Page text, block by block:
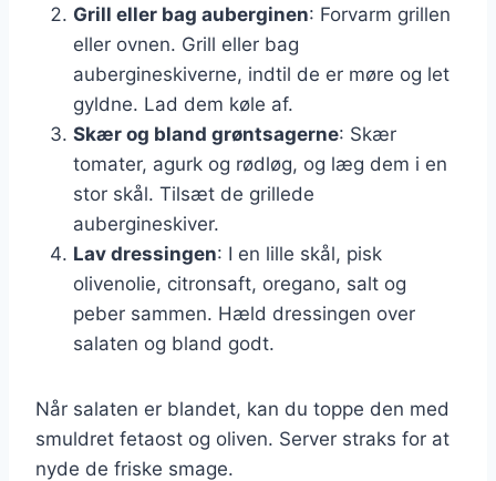
Grill eller bag auberginen: Forvarm grillen
eller ovnen. Grill eller bag
aubergineskiverne, indtil de er møre og let
gyldne. Lad dem køle af.
Skær og bland grøntsagerne: Skær
tomater, agurk og rødløg, og læg dem i en
stor skål. Tilsæt de grillede
aubergineskiver.
Lav dressingen: I en lille skål, pisk
olivenolie, citronsaft, oregano, salt og
peber sammen. Hæld dressingen over
salaten og bland godt.
Når salaten er blandet, kan du toppe den med
smuldret fetaost og oliven. Server straks for at
nyde de friske smage.